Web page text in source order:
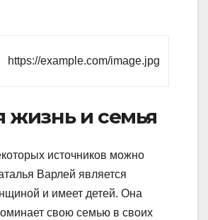
https://example.com/image.jpg
жизнь и семья
источников можно
Варлей является
и имеет детей. Она
свою семью в своих